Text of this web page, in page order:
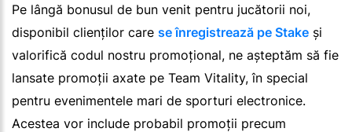
Pe lângă bonusul de bun venit pentru jucătorii noi,
disponibil clienților care se înregistrează pe Stake și
valorifică codul nostru promoțional, ne așteptăm să fie
lansate promoții axate pe Team Vitality, în special
pentru evenimentele mari de sporturi electronice.
Acestea vor include probabil promoții precum